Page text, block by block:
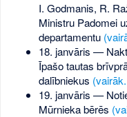
I. Godmanis, R.
Ministru Padomei
departamentu
18. janvāris —
Īpašo tautas
dalībniekus
19. janvāris —
Mūrnieka bērēs